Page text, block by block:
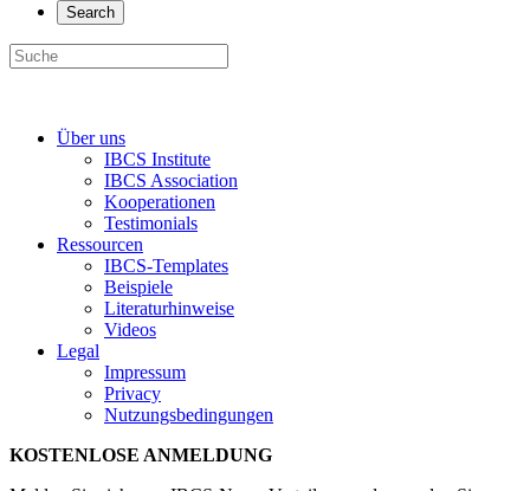
Search
Über uns
IBCS Institute
IBCS Association
Kooperationen
Testimonials
Ressourcen
IBCS-Templates
Beispiele
Literaturhinweise
Videos
Legal
Impressum
Privacy
Nutzungsbedingungen
KOSTENLOSE ANMELDUNG